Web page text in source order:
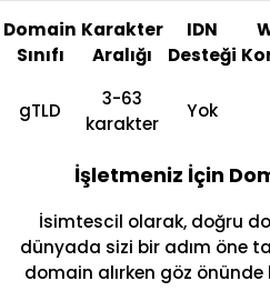
Domain
Sınıfı
Karakter
Aralığı
IDN
Desteği
gTLD
3-63
karakter
Yok
İşletmeniz İçin
İsimtescil olarak, doğru
dünyada sizi bir adım öne
domain alırken göz